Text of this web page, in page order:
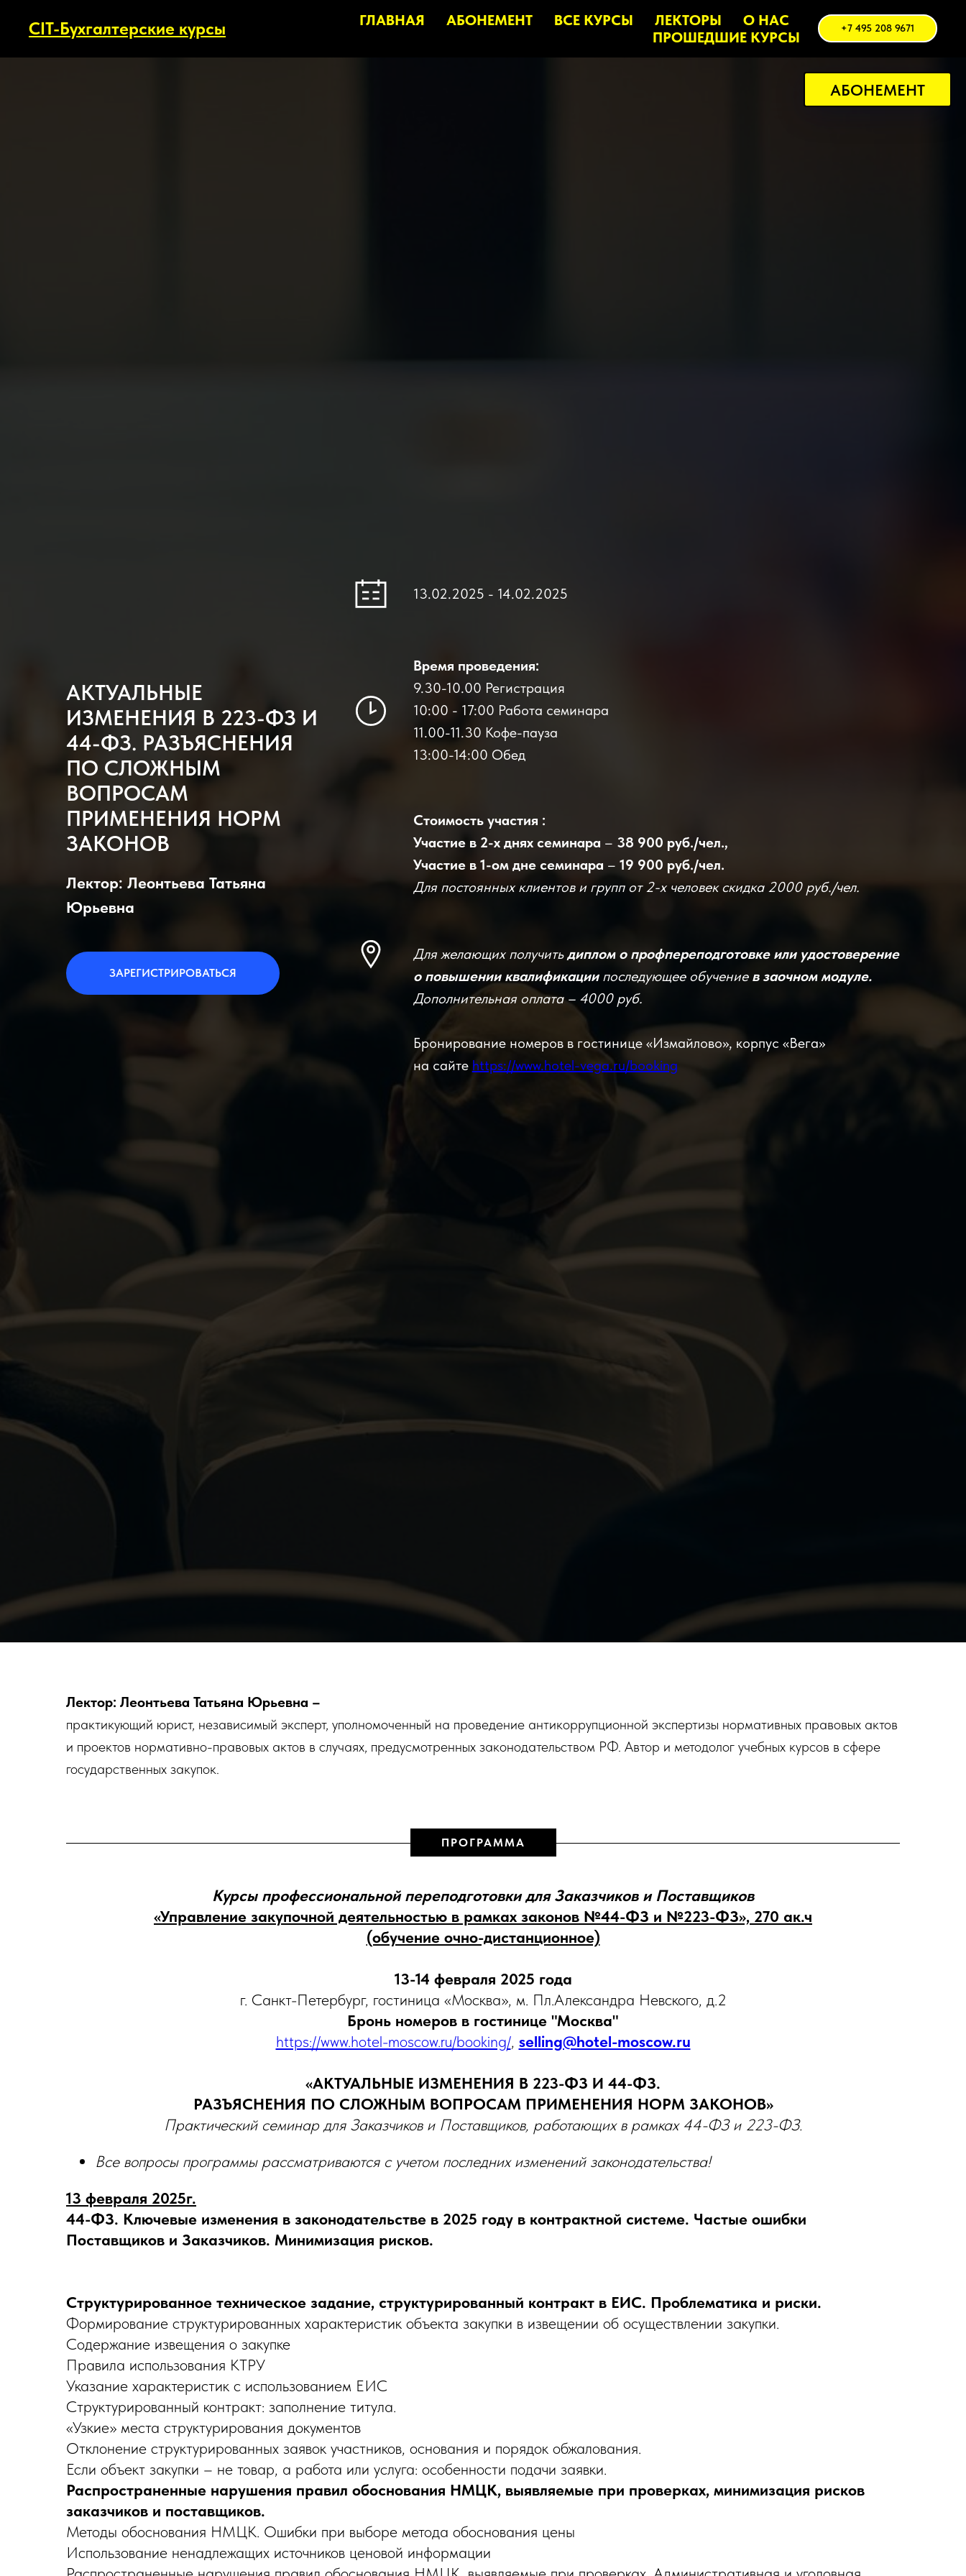
CIT-Бухгалтерские курсы ГЛАВНАЯ АБОНЕМЕНТ ВСЕ КУРСЫ ЛЕКТОРЫ
О НАС
ПРОШЕДШИЕ КУРСЫ
+7 495 208 9671
АБОНЕМЕНТ
АКТУАЛЬНЫЕ
ИЗМЕНЕНИЯ В 223-ФЗ И
44-ФЗ. РАЗЪЯСНЕНИЯ
ПО СЛОЖНЫМ
ВОПРОСАМ
ПРИМЕНЕНИЯ НОРМ
ЗАКОНОВ
Лектор: Леонтьева Татьяна
Юрьевна
ЗАРЕГИСТРИРОВАТЬСЯ
13.02.2025 - 14.02.2025
Время проведения:
9.30-10.00 Регистрация
10:00 - 17:00 Работа семинара
11.00-11.30 Кофе-пауза
13:00-14:00 Обед
Стоимость участия :
Участие в 2-х днях семинара – 38 900 руб./чел.,
Участие в 1-ом дне семинара – 19 900 руб./чел.
Для постоянных клиентов и групп от 2-х человек скидка 2000 руб./чел.
Для желающих получитьдиплом о профпереподготовке или удостоверение
о повышении квалификациипоследующее обучение в заочном модуле.
Дополнительная оплата – 4000 руб.
Бронирование номеров в гостинице «Измайлово», корпус «Вега»
на сайте https://www.hotel-vega.ru/booking
Лектор: Леонтьева Татьяна Юрьевна –
практикующий юрист, независимый эксперт, уполномоченный на проведение антикоррупционной экспертизы нормативных правовых актов
и проектов нормативно-правовых актов в случаях, предусмотренных законодательством РФ. Автор и методолог учебных курсов в сфере
государственных закупок.
ПРОГРАММА
Курсы профессиональной переподготовки для Заказчиков и Поставщиков
«Управление закупочной деятельностью в рамках законов №44-ФЗ и №223-ФЗ», 270 ак.ч
(обучение очно-дистанционное)
13-14 февраля 2025 года
г. Санкт-Петербург, гостиница «Москва», м. Пл.Александра Невского, д.2
Бронь номеров в гостинице "Москва"
https://www.hotel-moscow.ru/booking/, selling@hotel-moscow.ru
«АКТУАЛЬНЫЕ ИЗМЕНЕНИЯ В 223-ФЗ И 44-ФЗ.
РАЗЪЯСНЕНИЯ ПО СЛОЖНЫМ ВОПРОСАМ ПРИМЕНЕНИЯ НОРМ ЗАКОНОВ»
Практический семинар для Заказчиков и Поставщиков, работающих в рамках 44-ФЗ и 223-ФЗ.
Все вопросы программы рассматриваются с учетом последних изменений законодательства!
13 февраля 2025г.
44-ФЗ. Ключевые изменения в законодательстве в 2025 году в контрактной системе. Частые ошибки
Поставщиков и Заказчиков. Минимизация рисков.
Структурированное техническое задание, структурированный контракт в ЕИС. Проблематика и риски.
Формирование структурированных характеристик объекта закупки в извещении об осуществлении закупки.
Содержание извещения о закупке
Правила использования КТРУ
Указание характеристик с использованием ЕИС
Структурированный контракт: заполнение титула.
«Узкие» места структурирования документов
Отклонение структурированных заявок участников, основания и порядок обжалования.
Если объект закупки – не товар, а работа или услуга: особенности подачи заявки.
Распространенные нарушения правил обоснования НМЦК, выявляемые при проверках, минимизация рисков
заказчиков и поставщиков.
Методы обоснования НМЦК. Ошибки при выборе метода обоснования цены
Использование ненадлежащих источников ценовой информации